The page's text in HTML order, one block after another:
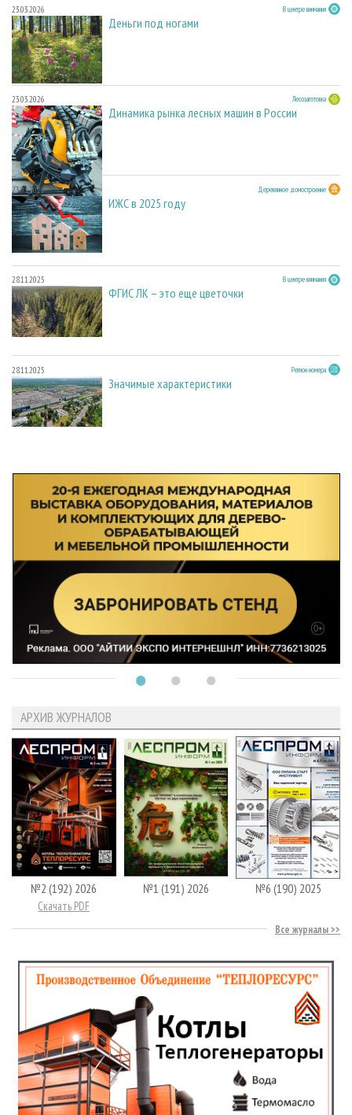
23.03.2026 В центре внимания
Деньги под ногами
23.03.2026 Лесозаготовка
Динамика рынка лесных машин в России
23.03.2026 Деревянное домостроение
ИЖС в 2025 году
28.11.2025 В центре внимания
ФГИС ЛК – это еще цветочки
28.11.2025 Регион номера
Значимые характеристики
АРХИВ ЖУРНАЛОВ
№2 (192) 2026
Скачать PDF
№1 (191) 2026 №6 (190) 2025
Все журналы